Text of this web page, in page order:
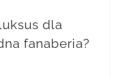
dla
fanaberia?